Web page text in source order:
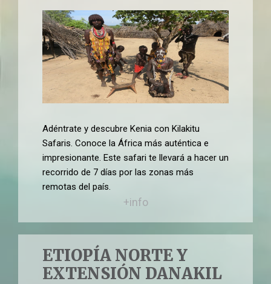
Adéntrate y descubre Kenia con Kilakitu
Safaris. Conoce la África más auténtica e
impresionante. Este safari te llevará a hacer un
recorrido de 7 días por las zonas más
remotas del país.
+info
ETIOPÍA NORTE Y
EXTENSIÓN DANAKIL